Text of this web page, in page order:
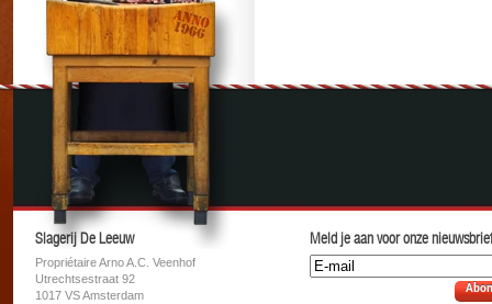
Slagerij De Leeuw
Propriétaire Arno A.C. Veenhof
Utrechtsestraat 92
1017 VS Amsterdam
Meld je aan voor onze